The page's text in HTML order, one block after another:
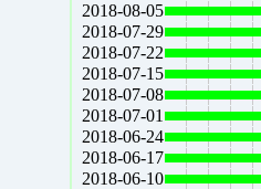
2018-08-05
2018-07-29
2018-07-22
2018-07-15
2018-07-08
2018-07-01
2018-06-24
2018-06-17
2018-06-10